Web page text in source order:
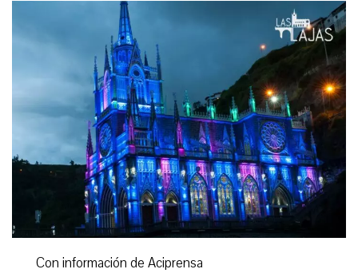
Con información de Aciprensa